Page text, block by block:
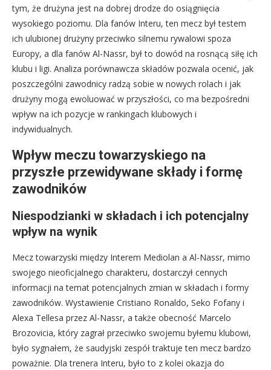
tym, że drużyna jest na dobrej drodze do osiągnięcia
wysokiego poziomu. Dla fanów Interu, ten mecz był testem
ich ulubionej drużyny przeciwko silnemu rywalowi spoza
Europy, a dla fanów Al-Nassr, był to dowód na rosnącą siłę ich
klubu i ligi. Analiza porównawcza składów pozwala ocenić, jak
poszczególni zawodnicy radzą sobie w nowych rolach i jak
drużyny mogą ewoluować w przyszłości, co ma bezpośredni
wpływ na ich pozycje w rankingach klubowych i
indywidualnych.
Wpływ meczu towarzyskiego na
przyszłe przewidywane składy i formę
zawodników
Niespodzianki w składach i ich potencjalny
wpływ na wynik
Mecz towarzyski między Interem Mediolan a Al-Nassr, mimo
swojego nieoficjalnego charakteru, dostarczył cennych
informacji na temat potencjalnych zmian w składach i formy
zawodników. Wystawienie Cristiano Ronaldo, Seko Fofany i
Alexa Tellesa przez Al-Nassr, a także obecność Marcelo
Brozovicia, który zagrał przeciwko swojemu byłemu klubowi,
było sygnałem, że saudyjski zespół traktuje ten mecz bardzo
poważnie. Dla trenera Interu, było to z kolei okazja do